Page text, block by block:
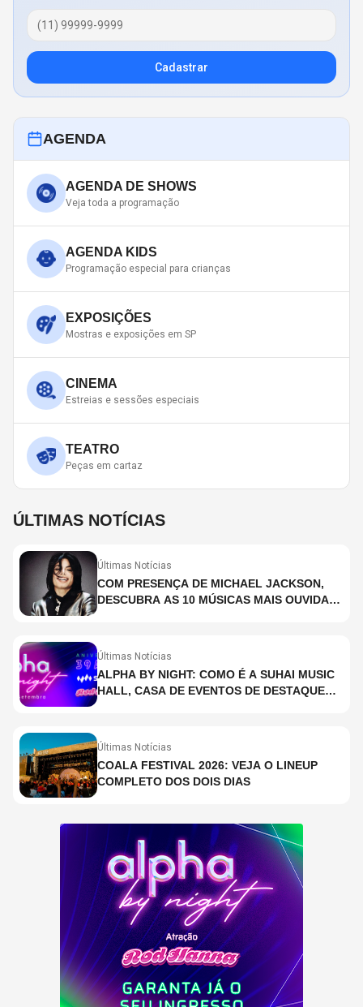
Cadastrar
AGENDA
AGENDA DE SHOWS
Veja toda a programação
AGENDA KIDS
Programação especial para crianças
EXPOSIÇÕES
Mostras e exposições em SP
CINEMA
Estreias e sessões especiais
TEATRO
Peças em cartaz
ÚLTIMAS NOTÍCIAS
Últimas Notícias
COM PRESENÇA DE MICHAEL JACKSON,
DESCUBRA AS 10 MÚSICAS MAIS OUVIDAS
Últimas Notícias
ALPHA BY NIGHT: COMO É A SUHAI MUSIC
HALL, CASA DE EVENTOS DE DESTAQUE
Últimas Notícias
COALA FESTIVAL 2026: VEJA O LINEUP
COMPLETO DOS DOIS DIAS